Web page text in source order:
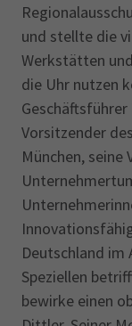
und stellte die
Werkstätten
die Uhr nutzen
Vorsitzender
München, seine
Deutschland im
Speziellen
bewirke einen